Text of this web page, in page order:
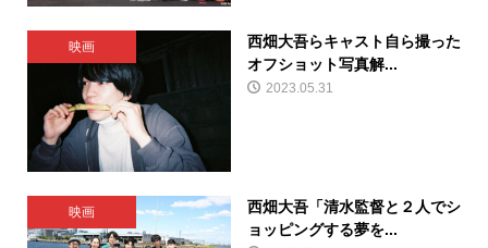
映画
西畑大吾らキャスト自ら撮った
オフショット写真解...
2023.05.31
映画
西畑大吾「清水監督と２人でシ
ョッピングする夢を...